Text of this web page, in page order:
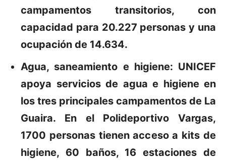
campamentos transitorios, con
capacidad para 20.227 personas y una
ocupación de 14.634.
Agua, saneamiento e higiene: UNICEF
apoya servicios de agua e higiene en
los tres principales campamentos de La
Guaira. En el Polideportivo Vargas,
1700 personas tienen acceso a kits de
higiene, 60 baños, 16 estaciones de